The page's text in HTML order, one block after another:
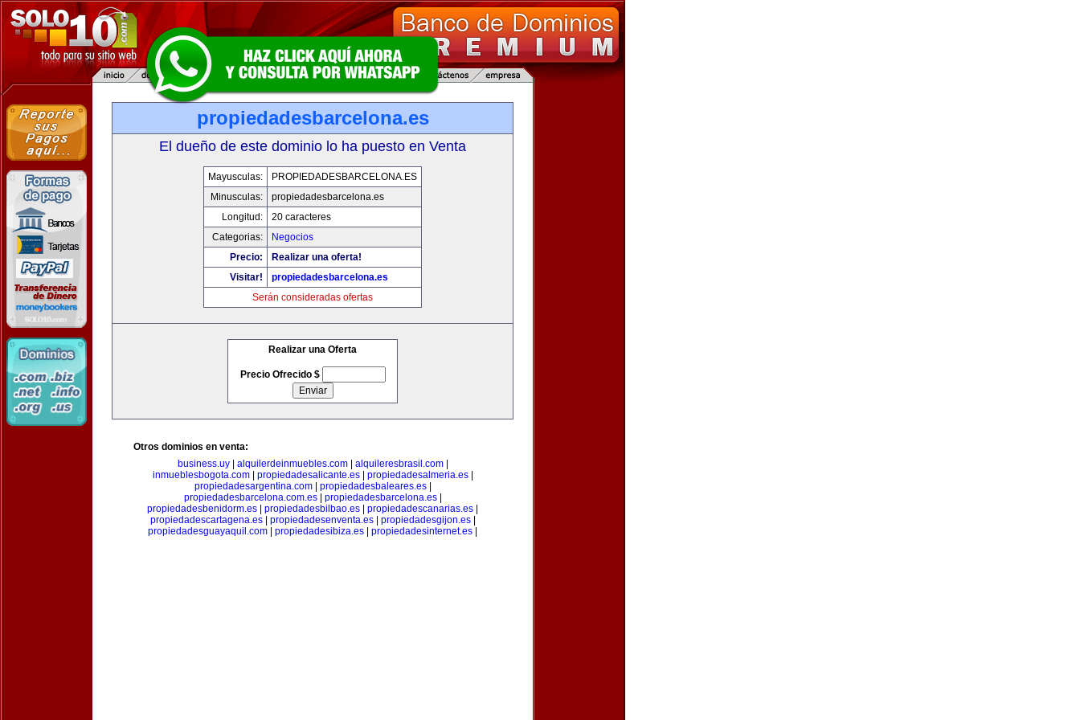
propiedadesbarcelona.es
El dueño de este dominio lo ha puesto en Venta
Mayusculas:
PROPIEDADESBARCELONA.ES
Minusculas:
propiedadesbarcelona.es
Longitud:
20 caracteres
Categorias:
Negocios
Precio:
Realizar una oferta!
Visitar!
propiedadesbarcelona.es
Serán consideradas ofertas
Realizar una Oferta
Precio Ofrecido $
Otros dominios en venta:
business.uy| alquilerdeinmuebles.com| alquileresbrasil.com|
inmueblesbogota.com| propiedadesalicante.es| propiedadesalmeria.es|
propiedadesargentina.com| propiedadesbaleares.es|
propiedadesbarcelona.com.es| propiedadesbarcelona.es|
propiedadesbenidorm.es
propiedadesbilbao.es propiedadescanarias.es
propiedadescartagena.es| propiedadesenventa.es| propiedadesgijon.es|
propiedadesguayaquil.com
propiedadesibiza.es propiedadesinternet.es